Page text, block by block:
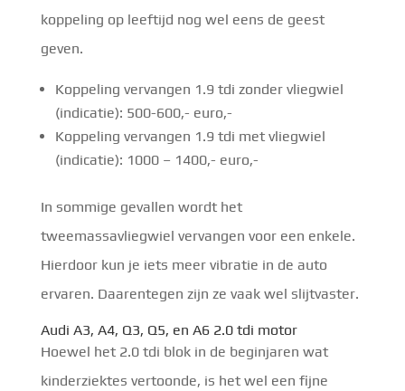
koppeling op leeftijd nog wel eens de geest
geven.
Koppeling vervangen 1.9 tdi zonder vliegwiel
(indicatie): 500-600,- euro,-
Koppeling vervangen 1.9 tdi met vliegwiel
(indicatie): 1000 – 1400,- euro,-
In sommige gevallen wordt het
tweemassavliegwiel vervangen voor een enkele.
Hierdoor kun je iets meer vibratie in de auto
ervaren. Daarentegen zijn ze vaak wel slijtvaster.
Audi A3, A4, Q3, Q5, en A6 2.0 tdi motor
Hoewel het 2.0 tdi blok in de beginjaren wat
kinderziektes vertoonde, is het wel een fijne